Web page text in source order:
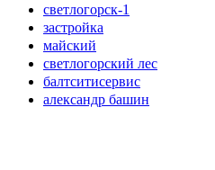
светлогорск-1
застройка
майский
светлогорский лес
балтситисервис
александр башин